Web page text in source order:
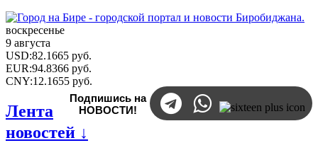
воскресенье
9 августа
USD:82.1665 руб.
EUR:94.8366 руб.
CNY:12.1655 руб.
Подпишись на
НОВОСТИ!
Лента
новостей ↓